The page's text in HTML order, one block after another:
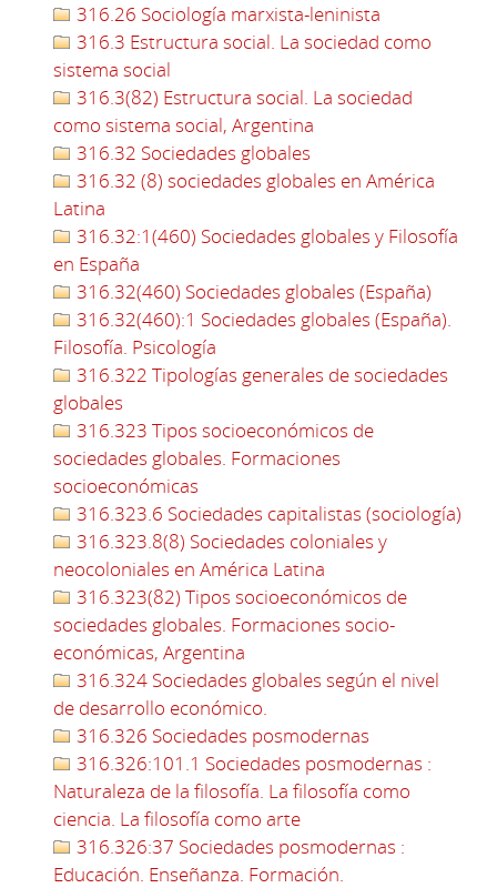
316.26 Sociología marxista-leninista
316.3 Estructura social. La sociedad como
sistema social
316.3(82) Estructura social. La sociedad
como sistema social, Argentina
316.32 Sociedades globales
316.32 (8) sociedades globales en América
Latina
316.32:1(460) Sociedades globales y Filosofía
en España
316.32(460) Sociedades globales (España)
316.32(460):1 Sociedades globales (España).
Filosofía. Psicología
316.322 Tipologías generales de sociedades
globales
316.323 Tipos socioeconómicos de
sociedades globales. Formaciones
socioeconómicas
316.323.6 Sociedades capitalistas (sociología)
316.323.8(8) Sociedades coloniales y
neocoloniales en América Latina
316.323(82) Tipos socioeconómicos de
sociedades globales. Formaciones socio-
económicas, Argentina
316.324 Sociedades globales según el nivel
de desarrollo económico.
316.326 Sociedades posmodernas
316.326:101.1 Sociedades posmodernas :
Naturaleza de la filosofía. La filosofía como
ciencia. La filosofía como arte
316.326:37 Sociedades posmodernas :
Educación. Enseñanza. Formación.